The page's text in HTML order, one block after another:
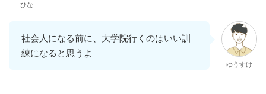
ひな
社会人になる前に、大学院行くのはいい訓
練になると思うよ
ゆうすけ